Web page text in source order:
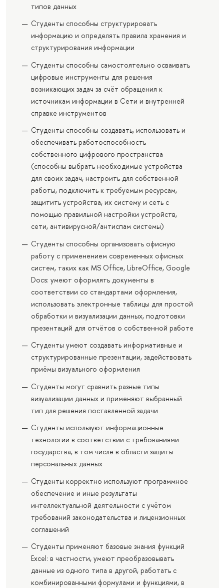
типов данных
Студенты способны структурировать
информацию и определять правила хранения и
структурирования информации
Студенты способны самостоятельно осваивать
цифровые инструменты для решения
возникающих задач за счёт обращения к
источникам информации в Сети и внутренней
справке инструментов
Студенты способны создавать, использовать и
обеспечивать работоспособность
собственного цифрового пространства
(способны выбрать необходимые устройства
для своих задач, настроить для собственной
работы, подключить к требуемым ресурсам,
защитить устройства, их систему и сеть с
помощью правильной настройки устройств,
сети, антивирусной/антиспам системы)
Студенты способны организовать офисную
работу с применением современных офисных
систем, таких как MS Office, LibreOffice, Google
Docs: умеют оформлять документы в
соответствии со стандартами оформления,
использовать электронные таблицы для простой
обработки и визуализации данных, подготовки
презентаций для отчётов о собственной работе
Студенты умеют создавать информативные и
структурированные презентации, задействовать
приёмы визуального оформления
Студенты могут сравнить разные типы
визуализации данных и применяют выбранный
тип для решения поставленной задачи
Студенты используют информационные
технологии в соответствии с требованиями
государства, в том числе в области защиты
персональных данных
Студенты корректно используют программное
обеспечение и иные результаты
интеллектуальной деятельности с учётом
требований законодательства и лицензионных
соглашений
Студенты применяют базовые знания функций
Excel: в частности, умеют преобразовывать
данные из одного типа в другой, работать с
комбинированными формулами и функциями, в